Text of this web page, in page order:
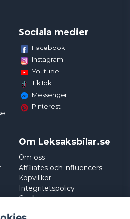
Sociala medier
Facebook
Instagram
Youtube
TikTok
Messenger
Pinterest
Om Leksaksbilar.se
Om oss
Affiliates och influencers
Köpvillkor
Integritetspolicy
Cookies